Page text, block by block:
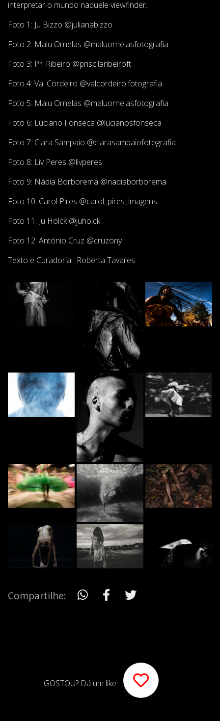
interpretar o mundo naquele viewfinder.
Foto 1: Ju Bizzo @julianabizzo
Foto 2: Malu Ornelas @maluornelasfotografia
Foto 3: Pri Ribeiro @priscilaribeiroft
Foto 4: Val Cordeiro @valcordeiro.fotografia
Foto 5: Malu Ornelas @maluornelasfotografia
Foto 6: Luciano Fonseca @lucianosfonseca
Foto 7: Clara Sampaio @clarasampaiofotografia
Foto 8: Liv Peres @livperes
Foto 9: Nádia Borborema @nadiaborborema
Foto 10: Carol Pires @carol_pires_imagens
Foto 11: Ju Holck @juholck
Foto 12: António Cruz @cruzony
Texto e Curadoria : Roberta Tavares
Compartilhe:
GOSTOU? Dá um like